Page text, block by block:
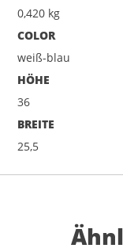
0,420 kg
COLOR
weiß-blau
HÖHE
36
BREITE
25,5